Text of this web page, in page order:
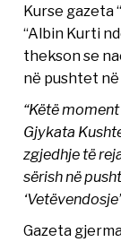
Kurse gazeta
“Albin Kurti
thekson se
në pushtet
“Këtë
Gjykata
zgjedhje të
sërish në
Gazeta